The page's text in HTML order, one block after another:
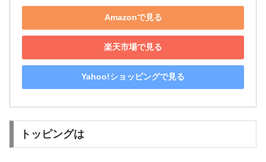
Amazonで見る
楽天市場で見る
Yahoo!ショッピングで見る
トッピングは